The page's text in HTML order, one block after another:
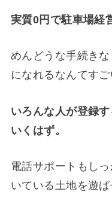
実質0円で駐車場経
めんどうな手続き
になれるなんてすご
いろんな人が登録
いくはず。
電話サポートもし
いている土地を遊